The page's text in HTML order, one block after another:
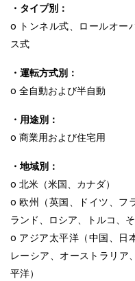
・タイプ別：
o トンネル式、ロールオー
ス式
・運転方式別：
o 全自動および半自動
・用途別：
o 商業用および住宅用
・地域別：
o 北米（米国、カナダ）
o 欧州（英国、ドイツ、フ
ランド、ロシア、トルコ、そ
o アジア太平洋（中国、日
レーシア、オーストラリア
平洋）